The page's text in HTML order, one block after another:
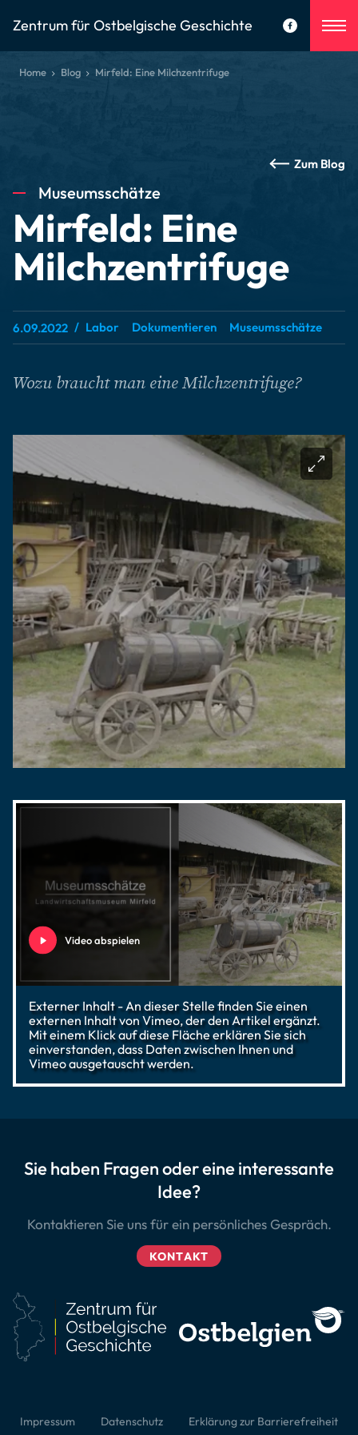
Zentrum für Ostbelgische Geschichte
Home Blog Mirfeld: Eine Milchzentrifuge
Zum Blog
Museumsschätze
Mirfeld: Eine
Milchzentrifuge
6.09.2022 Labor Dokumentieren Museumsschätze
Wozu braucht man eine Milchzentrifuge?
Video abspielen
Externer Inhalt - An dieser Stelle finden Sie einen
externen Inhalt von Vimeo, der den Artikel ergänzt.
Mit einem Klick auf diese Fläche erklären Sie sich
einverstanden, dass Daten zwischen Ihnen und
Vimeo ausgetauscht werden.
Sie haben Fragen oder eine interessante
Idee?
Kontaktieren Sie uns für ein persönliches Gespräch.
KONTAKT
Impressum Datenschutz Erklärung zur Barrierefreiheit